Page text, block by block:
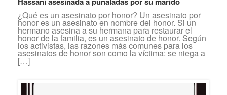
¿Qué es un asesinato por honor? Un asesinato por
honor es un asesinato en nombre del honor. Si un
hermano asesina a su hermana para restaurar el
honor de la familia, es un asesinato de honor. Según
los activistas, las razones más comunes para los
asesinatos de honor son como la víctima: se niega a
[…]